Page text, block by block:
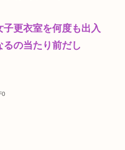
更衣室を何度も出入
るの当たり前だし